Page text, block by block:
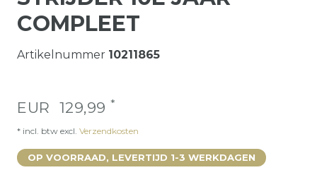
COMPLEET
Artikelnummer 10211865
EUR 129,99 *
* incl. btw excl. Verzendkosten
OP VOORRAAD, LEVERTIJD 1-3 WERKDAGEN